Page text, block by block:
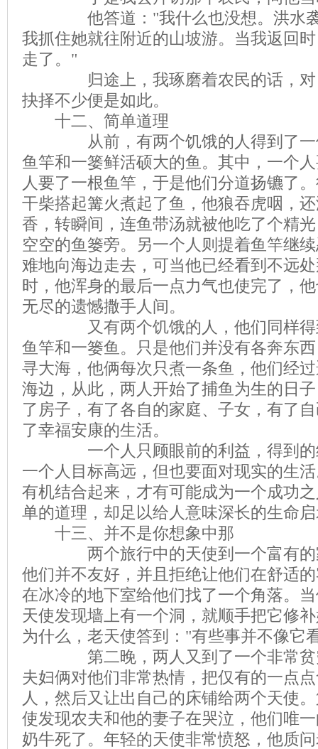
他答道："我什么也没想。洪水袭
我抓住她就往附近的山坡游。当我返回
走了。"
归途上，我琢磨着农民的话，对
抉择不少便是如此。
十二、简单道理
从前，有两个饥饿的人得到了一
鱼竿和一篓鲜活硕大的鱼。其中，一个
人要了一根鱼竿，于是他们分道扬镳了
干柴搭起篝火煮起了鱼，他狼吞虎咽，
香，转瞬间，连鱼带汤就被他吃了个精
空空的鱼篓旁。另一个人则提着鱼竿继
难地向海边走去，可当他已经看到不远
时，他浑身的最后一点力气也使完了，
无尽的遗憾撒手人间。
又有两个饥饿的人，他们同样得
鱼竿和一篓鱼。只是他们并没有各奔东
寻大海，他俩每次只煮一条鱼，他们经
海边，从此，两人开始了捕鱼为生的日
了房子，有了各自的家庭、子女，有了
了幸福安康的生活。
一个人只顾眼前的利益，得到的
一个人目标高远，但也要面对现实的生
有机结合起来，才有可能成为一个成功
单的道理，却足以给人意味深长的生命
十三、并不是你想象中那
两个旅行中的天使到一个富有的
他们并不友好，并且拒绝让他们在舒适
在冰冷的地下室给他们找了一个角落。
天使发现墙上有一个洞，就顺手把它修
为什么，老天使答到："有些事并不像它
第二晚，两人又到了一个非常贫
夫妇俩对他们非常热情，把仅有的一点
人，然后又让出自己的床铺给两个天使
使发现农夫和他的妻子在哭泣，他们唯
奶牛死了。年轻的天使非常愤怒，他质